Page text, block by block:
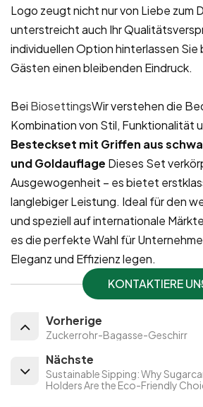
Logo zeugt nicht nur von Liebe zum
unterstreicht auch Ihr
individuellen Option hinterlassen Sie
Gästen einen bleibenden Eindruck.
Bei BiosettingsWir verstehen die
Kombination von Stil, Funktionalität
Besteckset mit Griffen aus
und Goldauflage Dieses Set
Ausgewogenheit – es bietet
langlebiger Leistung. Ideal für den
und speziell auf internationale
es die perfekte Wahl für
Eleganz und Effizienz legen.
KONTAKTIERE
Vorherige
Zuckerrohr-Bagasse-Geschirr
Nächste
Sustainable Sipping: Why
Holders Are the Eco-Friendly